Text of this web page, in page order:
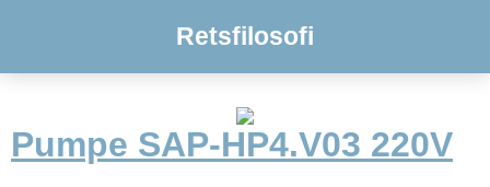
Retsfilosofi
Pumpe SAP-HP4.V03 220V